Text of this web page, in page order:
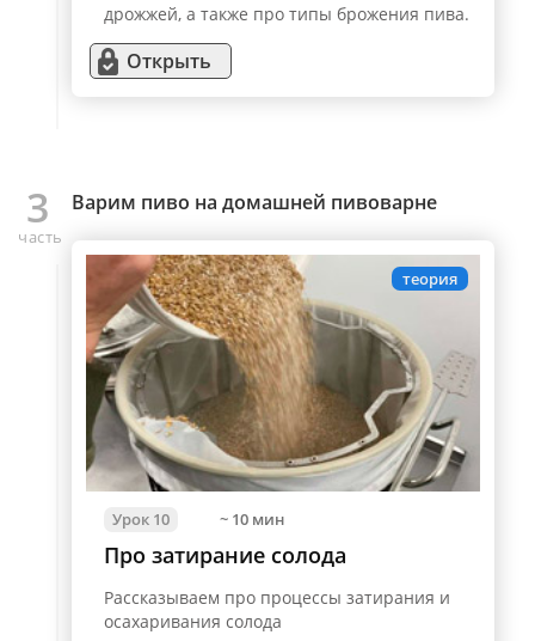
дрожжей, а также про типы брожения пива.
Открыть
3
часть
Варим пиво на домашней пивоварне
теория
Урок 10 ~ 10 мин
Про затирание солода
Рассказываем про процессы затирания и
осахаривания солода